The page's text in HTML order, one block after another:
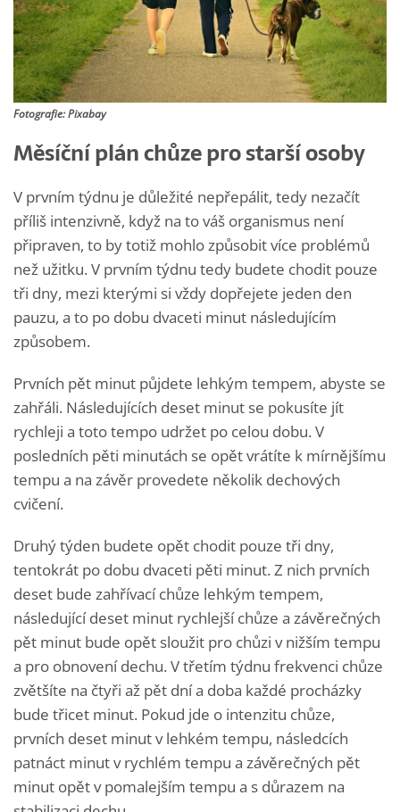
Fotografie: Pixabay
Měsíční plán chůze pro starší osoby
V prvním týdnu je důležité nepřepálit, tedy nezačít
příliš intenzivně, když na to váš organismus není
připraven, to by totiž mohlo způsobit více problémů
než užitku. V prvním týdnu tedy budete chodit pouze
tři dny, mezi kterými si vždy dopřejete jeden den
pauzu, a to po dobu dvaceti minut následujícím
způsobem.
Prvních pět minut půjdete lehkým tempem, abyste se
zahřáli. Následujících deset minut se pokusíte jít
rychleji a toto tempo udržet po celou dobu. V
posledních pěti minutách se opět vrátíte k mírnějšímu
tempu a na závěr provedete několik dechových
cvičení.
Druhý týden budete opět chodit pouze tři dny,
tentokrát po dobu dvaceti pěti minut. Z nich prvních
deset bude zahřívací chůze lehkým tempem,
následující deset minut rychlejší chůze a závěrečných
pět minut bude opět sloužit pro chůzi v nižším tempu
a pro obnovení dechu. V třetím týdnu frekvenci chůze
zvětšíte na čtyři až pět dní a doba každé procházky
bude třicet minut. Pokud jde o intenzitu chůze,
prvních deset minut v lehkém tempu, následcích
patnáct minut v rychlém tempu a závěrečných pět
minut opět v pomalejším tempu a s důrazem na